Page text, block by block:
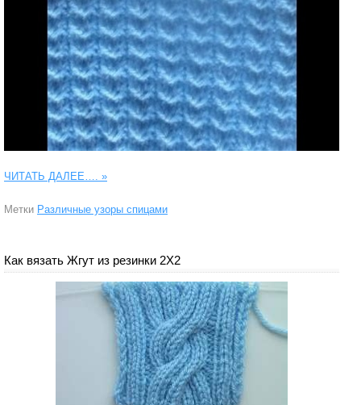
ЧИТАТЬ ДАЛЕЕ…. »
Метки Различные узоры спицами
Как вязать Жгут из резинки 2Х2